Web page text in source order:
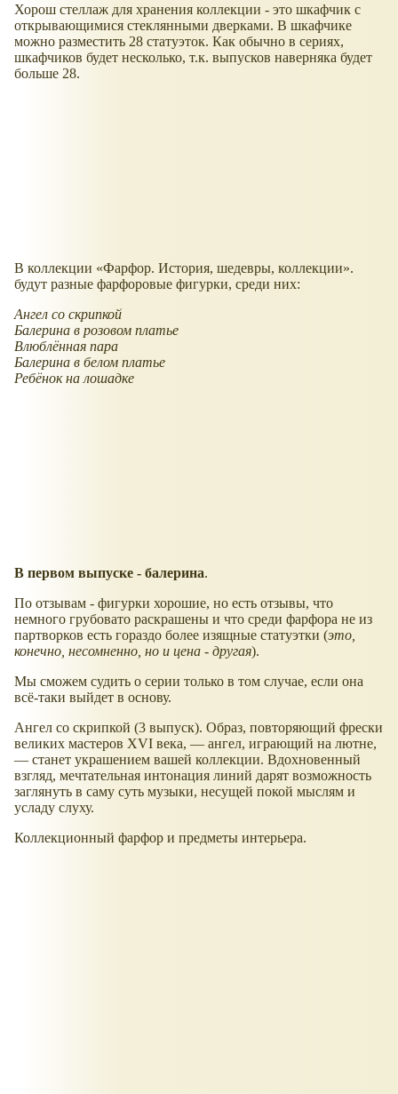
Хорош стеллаж для хранения коллекции - это шкафчик с
открывающимися стеклянными дверками. В шкафчике
можно разместить 28 статуэток. Как обычно в сериях,
шкафчиков будет несколько, т.к. выпусков наверняка будет
больше 28.
В коллекции «Фарфор. История, шедевры, коллекции».
будут разные фарфоровые фигурки, среди них:
Ангел со скрипкой
Балерина в розовом платье
Влюблённая пара
Балерина в белом платье
Ребёнок на лошадке
В первом выпуске - балерина.
По отзывам - фигурки хорошие, но есть отзывы, что
немного грубовато раскрашены и что среди фарфора не из
партворков есть гораздо более изящные статуэтки (это,
конечно, несомненно, но и цена - другая).
Мы сможем судить о серии только в том случае, если она
всё-таки выйдет в основу.
Ангел со скрипкой (3 выпуск). Образ, повторяющий фрески
великих мастеров XVI века, — ангел, играющий на лютне,
— станет украшением вашей коллекции. Вдохновенный
взгляд, мечтательная интонация линий дарят возможность
заглянуть в саму суть музыки, несущей покой мыслям и
усладу слуху.
Коллекционный фарфор и предметы интерьера.